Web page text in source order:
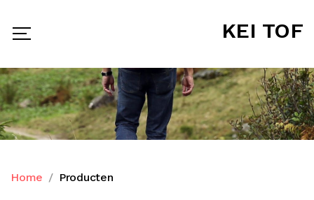
KEI TOF
Home Producten